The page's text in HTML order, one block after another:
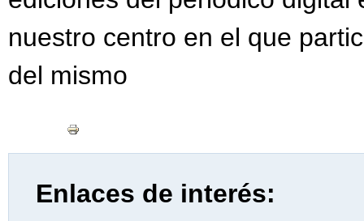
nuestro centro en el que
del mismo
Enlaces de interés: